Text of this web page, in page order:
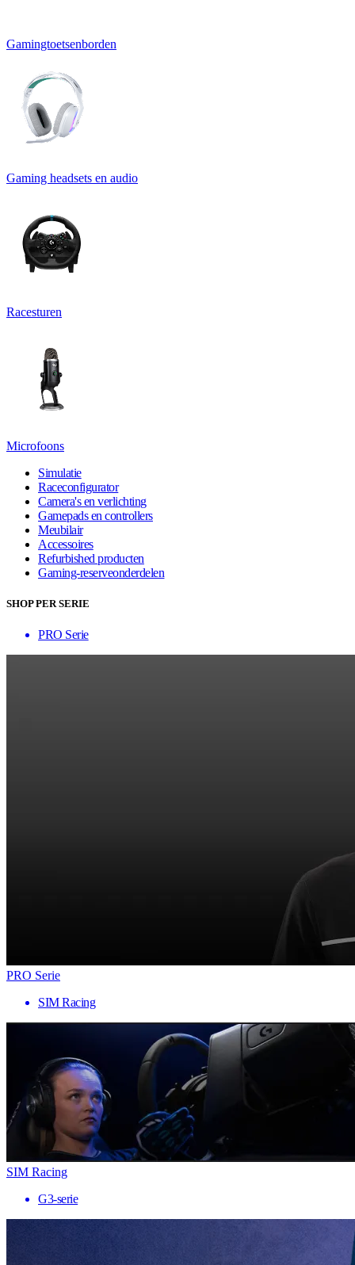
Gamingtoetsenborden
Gaming headsets en audio
Racesturen
Microfoons
Simulatie
Raceconfigurator
Camera's en verlichting
Gamepads en controllers
Meubilair
Accessoires
Refurbished producten
Gaming-reserveonderdelen
SHOP PER SERIE
PRO Serie
PRO Serie
SIM Racing
SIM Racing
G3-serie